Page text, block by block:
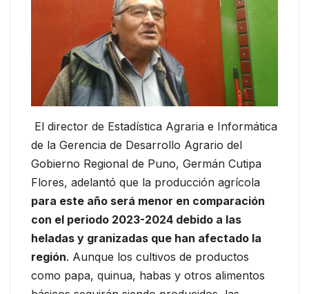
El director de Estadística Agraria e Informática
de la Gerencia de Desarrollo Agrario del
Gobierno Regional de Puno, Germán Cutipa
Flores, adelantó que la producción agrícola
para este año será menor en comparación
con el periodo 2023-2024 debido a las
heladas y granizadas que han afectado la
región. Aunque los cultivos de productos
como papa, quinua, habas y otros alimentos